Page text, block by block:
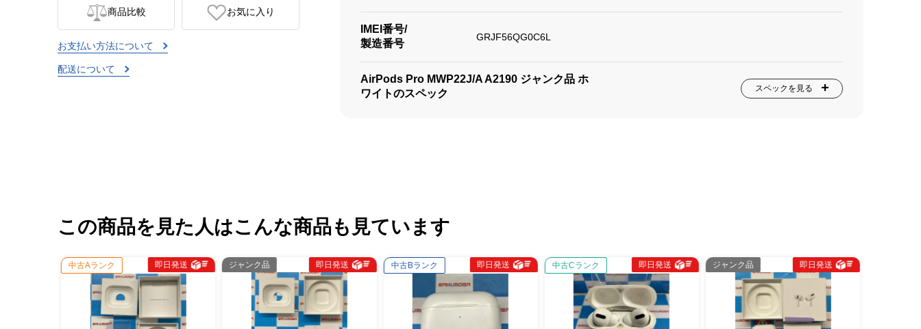
商品比較 お気に入り
お支払い方法について
配送について
IMEI番号/
製造番号
GRJF56QG0C6L
AirPods Pro MWP22J/A A2190 ジャンク品 ホ
ワイトのスペック
スペックを見る
この商品を見た人はこんな商品も見ています
中古Aランク 即日発送 ジャンク品 即日発送 中古Bランク 即日発送 中古Cランク 即日発送 ジャンク品 即日発送